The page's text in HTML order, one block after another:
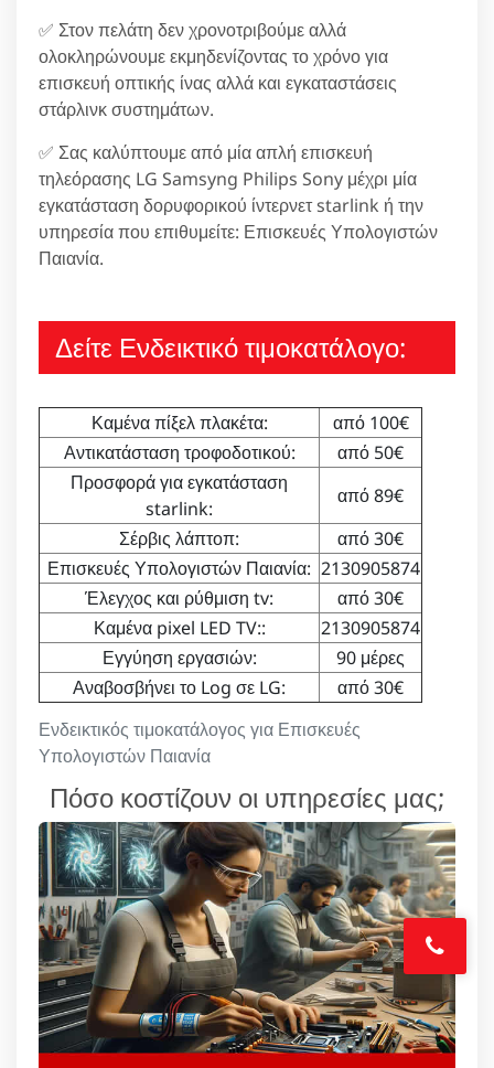
✅ Στον πελάτη δεν χρονοτριβούμε αλλά
ολοκληρώνουμε εκμηδενίζοντας το χρόνο για
επισκευή οπτικής ίνας αλλά και εγκαταστάσεις
στάρλινκ συστημάτων.
✅ Σας καλύπτουμε από μία απλή επισκευή
τηλεόρασης LG Samsyng Philips Sony μέχρι μία
εγκατάσταση δορυφορικού ίντερνετ starlink ή την
υπηρεσία που επιθυμείτε: Επισκευές Υπολογιστών
Παιανία.
Δείτε Ενδεικτικό τιμοκατάλογο:
Ενδεικτικός τιμοκατάλογος για Επισκευές
Υπολογιστών Παιανία
Καμένα πίξελ πλακέτα:
από 100€
Αντικατάσταση τροφοδοτικού:
από 50€
Προσφορά για εγκατάσταση
starlink:
από 89€
Σέρβις λάπτοπ:
από 30€
Επισκευές Υπολογιστών Παιανία: 2130905874
Έλεγχος και ρύθμιση tv:
από 30€
Καμένα pixel LED TV::
2130905874
Εγγύηση εργασιών:
90 μέρες
Αναβοσβήνει το Log σε LG:
από 30€
Πόσο κοστίζουν οι υπηρεσίες μας;